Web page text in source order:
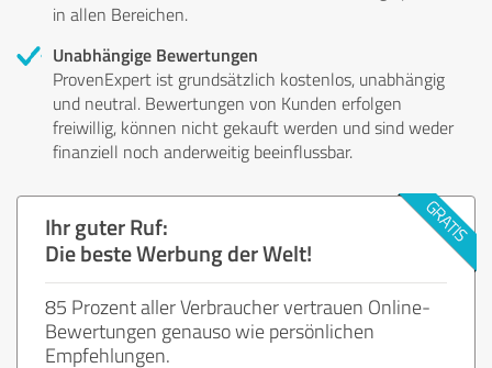
in allen Bereichen.
Unabhängige Bewertungen
ProvenExpert ist grundsätzlich kostenlos, unabhängig
und neutral. Bewertungen von Kunden erfolgen
freiwillig, können nicht gekauft werden und sind weder
finanziell noch anderweitig beeinflussbar.
Ihr guter Ruf:
Die beste Werbung der Welt!
85 Prozent aller Verbraucher vertrauen Online-
Bewertungen genauso wie persönlichen
Empfehlungen.